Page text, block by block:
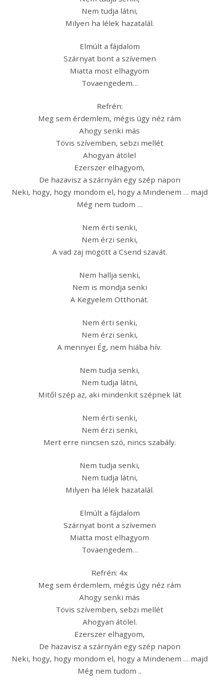
Nem tudja látni,
Milyen ha lélek hazatalál.
Elmúlt a fájdalom
Szárnyat bont a szívemen
Miatta most elhagyom
Tovaengedem…
Refrén:
Meg sem érdemlem, mégis úgy néz rám
Ahogy senki más
Tövis szívemben, sebzi mellét
Ahogyan átölel
Ezerszer elhagyom,
De hazavisz a szárnyán egy szép napon
Neki, hogy, hogy mondom el, hogy a Mindenem … majd
Még nem tudom …
Nem érti senki,
Nem érzi senki,
A vad zaj mögött a Csend szavát.
Nem hallja senki,
Nem is mondja senki
A Kegyelem Otthonát.
Nem érti senki,
Nem érzi senki,
A mennyei Ég, nem hiába hív.
Nem tudja senki,
Nem tudja látni,
Mitől szép az, aki mindenkit szépnek lát
Nem érti senki,
Nem érzi senki,
Mert erre nincsen szó, nincs szabály.
Nem tudja senki,
Nem tudja látni,
Milyen ha lélek hazatalál.
Elmúlt a fájdalom
Szárnyat bont a szívemen
Miatta most elhagyom
Tovaengedem…
Refrén: 4x
Meg sem érdemlem, mégis úgy néz rám
Ahogy senki más
Tövis szívemben, sebzi mellét
Ahogyan átölel.
Ezerszer elhagyom,
De hazavisz a szárnyán egy szép napon
Neki, hogy, hogy mondom el, hogy a Mindenem … majd
Még nem tudom ..